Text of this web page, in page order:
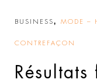
BUSINESS, MODE –
CONTREFAÇON